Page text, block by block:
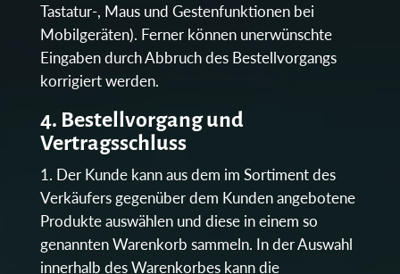
Tastatur-, Maus und Gestenfunktionen bei
Mobilgeräten). Ferner können unerwünschte
Eingaben durch Abbruch des Bestellvorgangs
korrigiert werden.
4. Bestellvorgang und
Vertragsschluss
Der Kunde kann aus dem im Sortiment des
Verkäufers gegenüber dem Kunden angebotene
Produkte auswählen und diese in einem so
genannten Warenkorb sammeln. In der Auswahl
innerhalb des Warenkorbes kann die